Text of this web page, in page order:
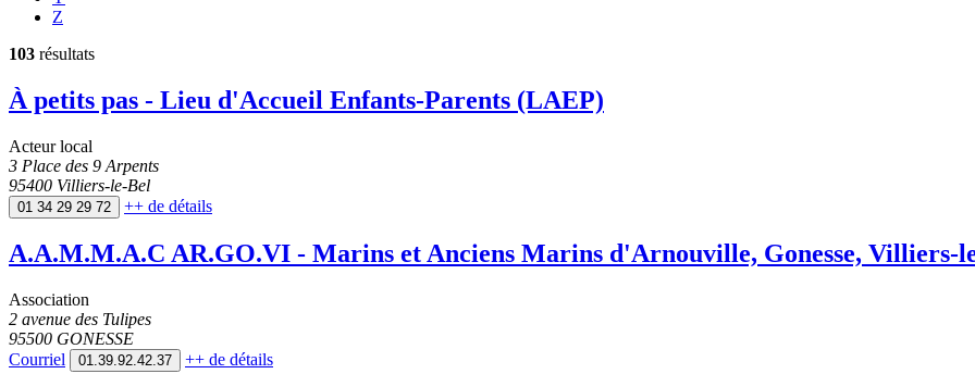
Z
103 résultats
À petits pas - Lieu d'Accueil Enfants-Parents (LAEP)
Acteur local
3 Place des 9 Arpents
95400 Villiers-le-Bel
01 34 29 29 72 ++ de détails
A.A.M.M.A.C AR.GO.VI - Marins et Anciens Marins d'Arnouville, Gonesse, Villiers-
Association
2 avenue des Tulipes
95500 GONESSE
Courriel
01.39.92.42.37 ++ de détails